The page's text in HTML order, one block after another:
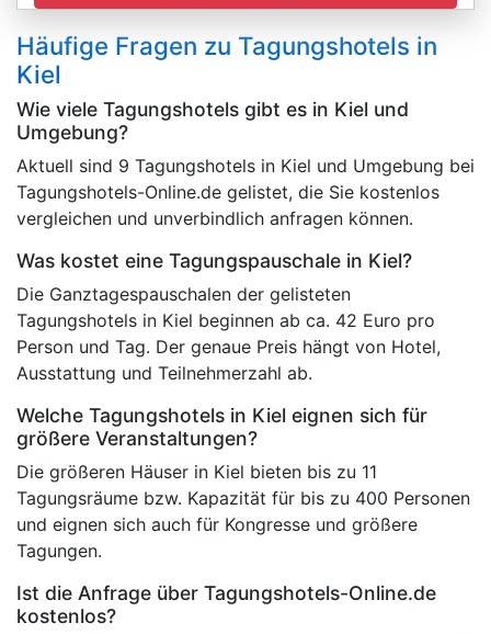
Häufige Fragen zu Tagungshotels in
Kiel
Wie viele Tagungshotels gibt es in Kiel und
Umgebung?
Aktuell sind 9 Tagungshotels in Kiel und Umgebung bei
Tagungshotels-Online.de gelistet, die Sie kostenlos
vergleichen und unverbindlich anfragen können.
Was kostet eine Tagungspauschale in Kiel?
Die Ganztagespauschalen der gelisteten
Tagungshotels in Kiel beginnen ab ca. 42 Euro pro
Person und Tag. Der genaue Preis hängt von Hotel,
Ausstattung und Teilnehmerzahl ab.
Welche Tagungshotels in Kiel eignen sich für
größere Veranstaltungen?
Die größeren Häuser in Kiel bieten bis zu 11
Tagungsräume bzw. Kapazität für bis zu 400 Personen
und eignen sich auch für Kongresse und größere
Tagungen.
Ist die Anfrage über Tagungshotels-Online.de
kostenlos?